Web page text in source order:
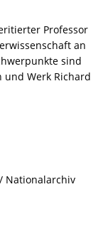
Professor
an
sind
und Werk Richard
Nationalarchiv